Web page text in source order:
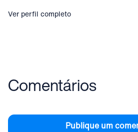
Ver perfil completo
Comentários
Publique um